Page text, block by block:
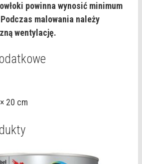
powinna wynosić minimum
malowania należy
wentylację.
20 cm